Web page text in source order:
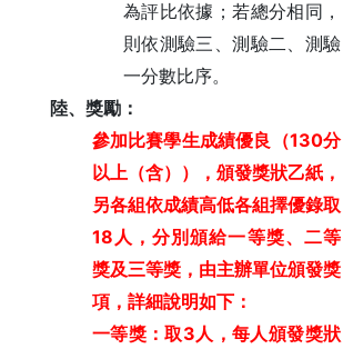
為評比依據；若總分相同，
則依測驗三、測驗二、測驗
一分數比序。
陸、獎勵：
參加比賽學生成績優良（130分
以上（含）），頒發獎狀乙紙，
另各組依成績高低各組擇優錄取
18 人，分別頒給一等獎、二等
獎及三等獎，由主辦單位頒發獎
項，詳細說明如下：
一等獎：取3 人，每人頒發獎狀